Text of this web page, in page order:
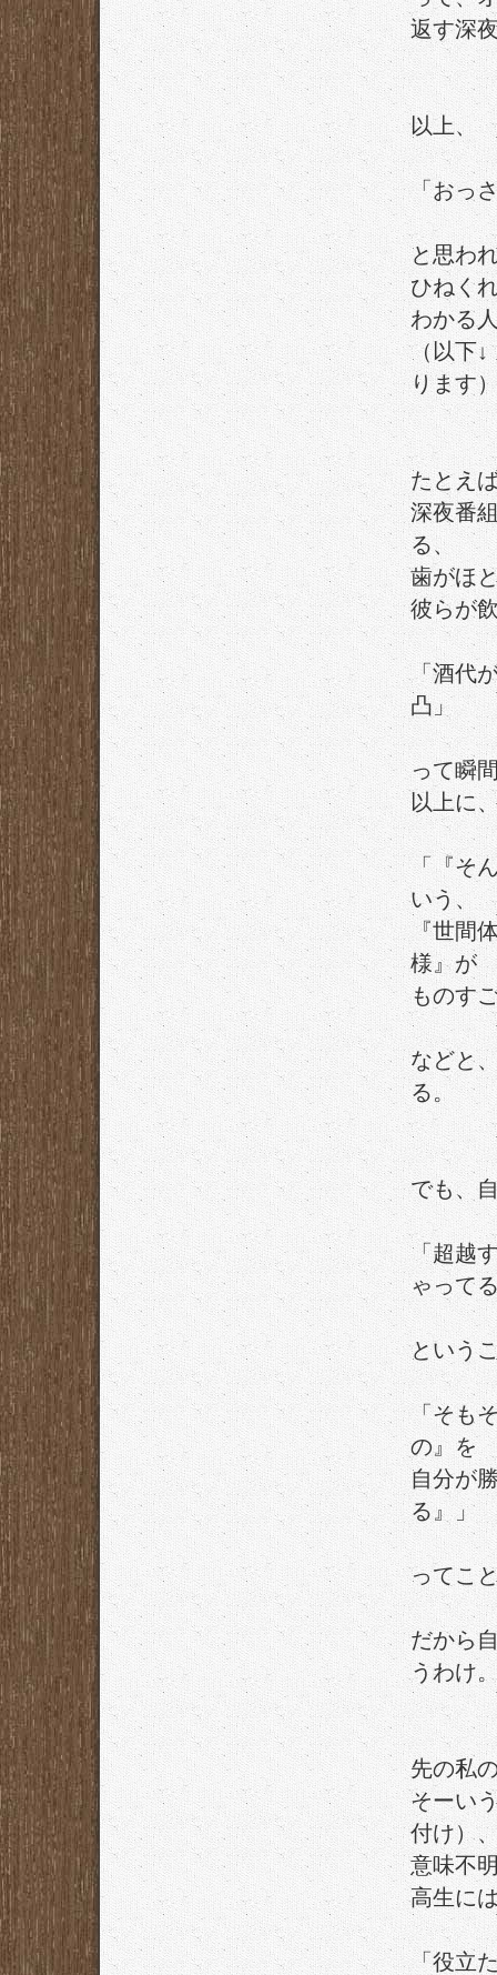
返す深
以上、
「おっ
と思わ
ひねく
わかる
（以下↓
ります
たとえ
深夜番
る、
歯がほ
彼らが
「酒代
凸」
って瞬
以上に
「『そ
いう、
『世間
様』が
ものす
などと
る。
でも、
「超越
ゃって
という
「そも
の』を
自分が
る』」
ってこ
だから
うわけ
先の私
そーい
付け）
意味不
高生に
「役立